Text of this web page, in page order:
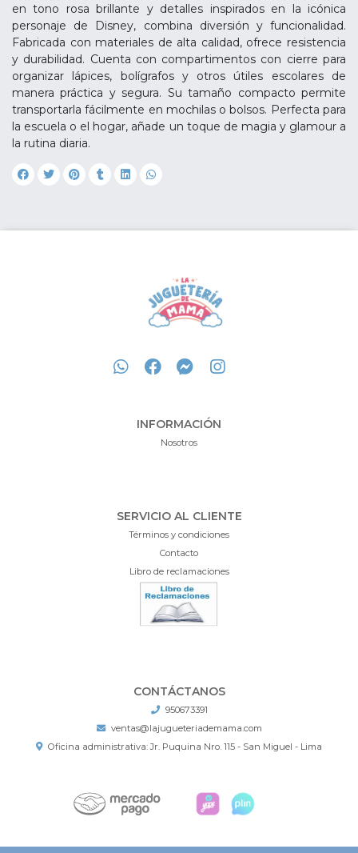
en tono rosa brillante y detalles inspirados en la icónica
personaje de Disney, combina diversión y funcionalidad.
Fabricada con materiales de alta calidad, ofrece resistencia
y durabilidad. Cuenta con compartimentos con cierre para
organizar lápices, bolígrafos y otros útiles escolares de
manera práctica y segura. Su tamaño compacto permite
transportarla fácilmente en mochilas o bolsos. Perfecta para
la escuela o el hogar, añade un toque de magia y glamour a
la rutina diaria.
INFORMACIÓN
Nosotros
SERVICIO AL CLIENTE
Términos y condiciones
Contacto
Libro de reclamaciones
CONTÁCTANOS
950673391
ventas@lajugueteriademama.com
Oficina administrativa: Jr. Puquina Nro. 115 - San Miguel - Lima